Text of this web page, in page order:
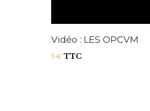
Vidéo : LES OPCVM
5€ TTC